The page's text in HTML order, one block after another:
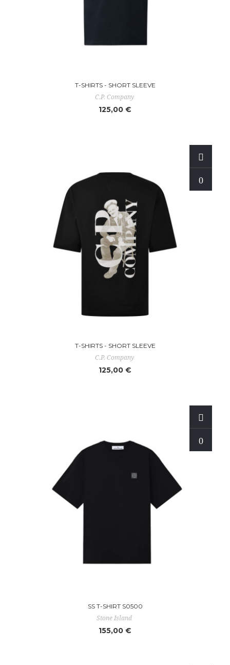
T-SHIRTS - SHORT SLEEVE
C.P. Company
125,00 €
T-SHIRTS - SHORT SLEEVE
C.P. Company
125,00 €
SS T-SHIRT S0500
Stone Island
155,00 €